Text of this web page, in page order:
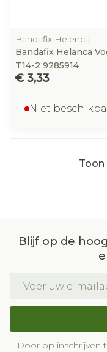
Bandafix Helenca
Bandafix Helanca
T14-2 9285914
€ 3,33
Niet
Toon
Blijf op de
Door op inschrijven